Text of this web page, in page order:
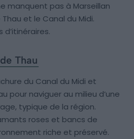
manquent pas à Marseillan
et le Canal du Midi.
d’itinéraires.
Thau
du Canal du Midi et
pour naviguer au milieu d’une
typique de la région.
roses et bancs de
riche et préservé.